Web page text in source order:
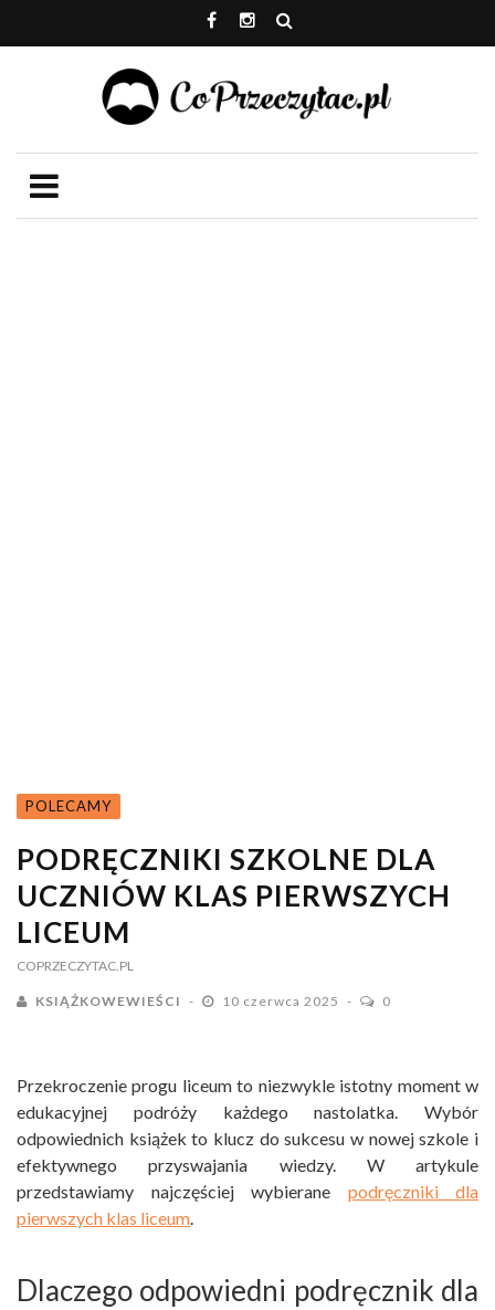
POLECAMY
PODRĘCZNIKI SZKOLNE DLA
UCZNIÓW KLAS PIERWSZYCH
LICEUM
COPRZECZYTAC.PL
KSIĄŻKOWEWIEŚCI 10 czerwca 2025 0
Przekroczenie progu liceum to niezwykle istotny moment w
edukacyjnej podróży każdego nastolatka. Wybór
odpowiednich książek to klucz do sukcesu w nowej szkole i
efektywnego przyswajania wiedzy. W artykule
przedstawiamy najczęściej wybierane podręczniki dla
pierwszych klas liceum.
Dlaczego odpowiedni podręcznik dla